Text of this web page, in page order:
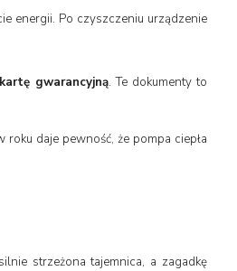
energii. Po czyszczeniu urządzenie
gwarancyjną. Te dokumenty to
daje pewność, że pompa ciepła
strzeżona tajemnica, a zagadkę